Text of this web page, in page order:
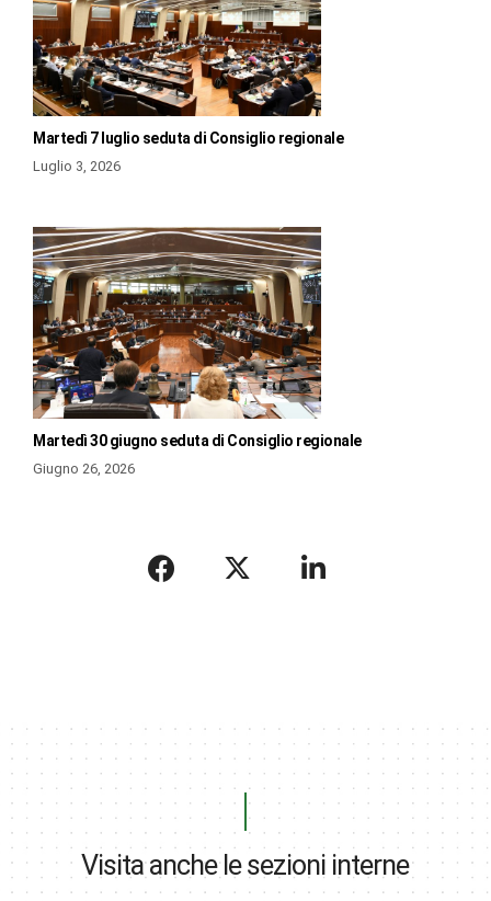
Martedì 7 luglio seduta di Consiglio regionale
Luglio 3, 2026
Martedì 30 giugno seduta di Consiglio regionale
Giugno 26, 2026
Visita anche le sezioni interne